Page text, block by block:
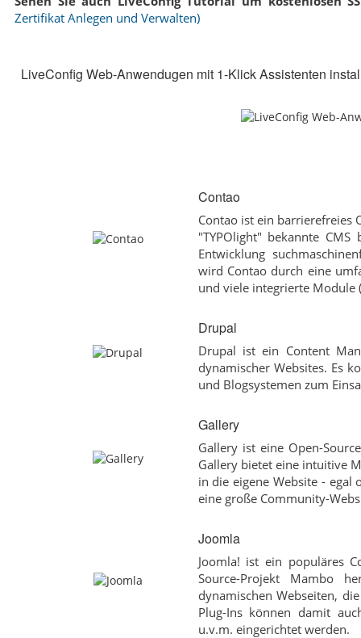
Zertifikat Anlegen und Verwalten)
LiveConfig Web-Anwendugen mit 1-Klick Assistenten
Contao
Contao ist ein barrierefreies
"TYPOlight" bekannte
Entwicklung
wird Contao durch eine
und viele integrierte Module
Drupal
Drupal ist ein Content
dynamischer Websites. Es
und Blogsystemen zum
Gallery
Gallery ist eine Open-
Gallery bietet eine intuitive
in die eigene Website -
eine große Community-
Joomla
Joomla! ist ein populäres
Source-Projekt Mambo
dynamischen Webseiten,
Plug-Ins können damit
u.v.m. eingerichtet werden.